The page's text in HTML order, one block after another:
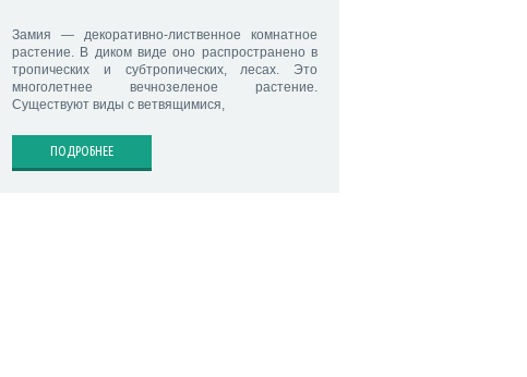
Замия — декоративно-лиственное комнатное
растение. В диком виде оно распространено в
тропических и субтропических, лесах. Это
многолетнее вечнозеленое растение.
Существуют виды с ветвящимися,
ПОДРОБНЕЕ